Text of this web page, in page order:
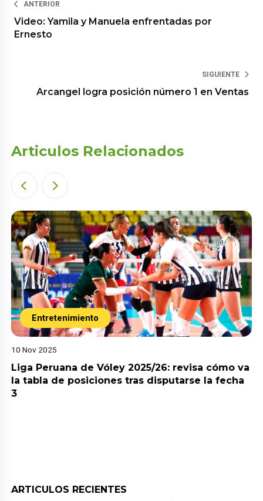
ANTERIOR
Video: Yamila y Manuela enfrentadas por
Ernesto
SIGUIENTE
Arcangel logra posición número 1 en Ventas
Articulos Relacionados
Entretenimiento
10 Nov 2025
Liga Peruana de Vóley 2025/26: revisa cómo va
la tabla de posiciones tras disputarse la fecha
3
ARTICULOS RECIENTES